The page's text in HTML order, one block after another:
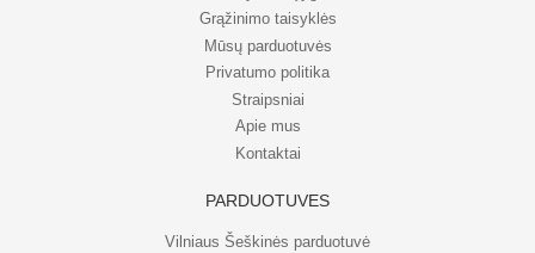
Grąžinimo taisyklės
Mūsų parduotuvės
Privatumo politika
Straipsniai
Apie mus
Kontaktai
PARDUOTUVĖS
Vilniaus Šeškinės parduotuvė